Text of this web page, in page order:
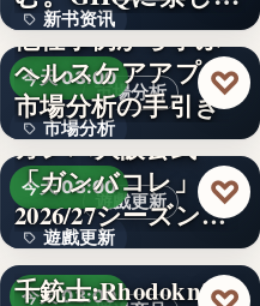
新书资讯
文字
れた「禁…
市場分析
今天 03:00
市場分析
500
他社事例から学ぶ
ヘルスケアアプリ
市場分析の手引き
♡
遊戲更新
今天 03:00
遊戲更新
150
ガンバ大阪公式
「ガンバコレ」
2026/27シーズン開
幕！…
♡
今天 03:00
千銃士:Rhodoknight